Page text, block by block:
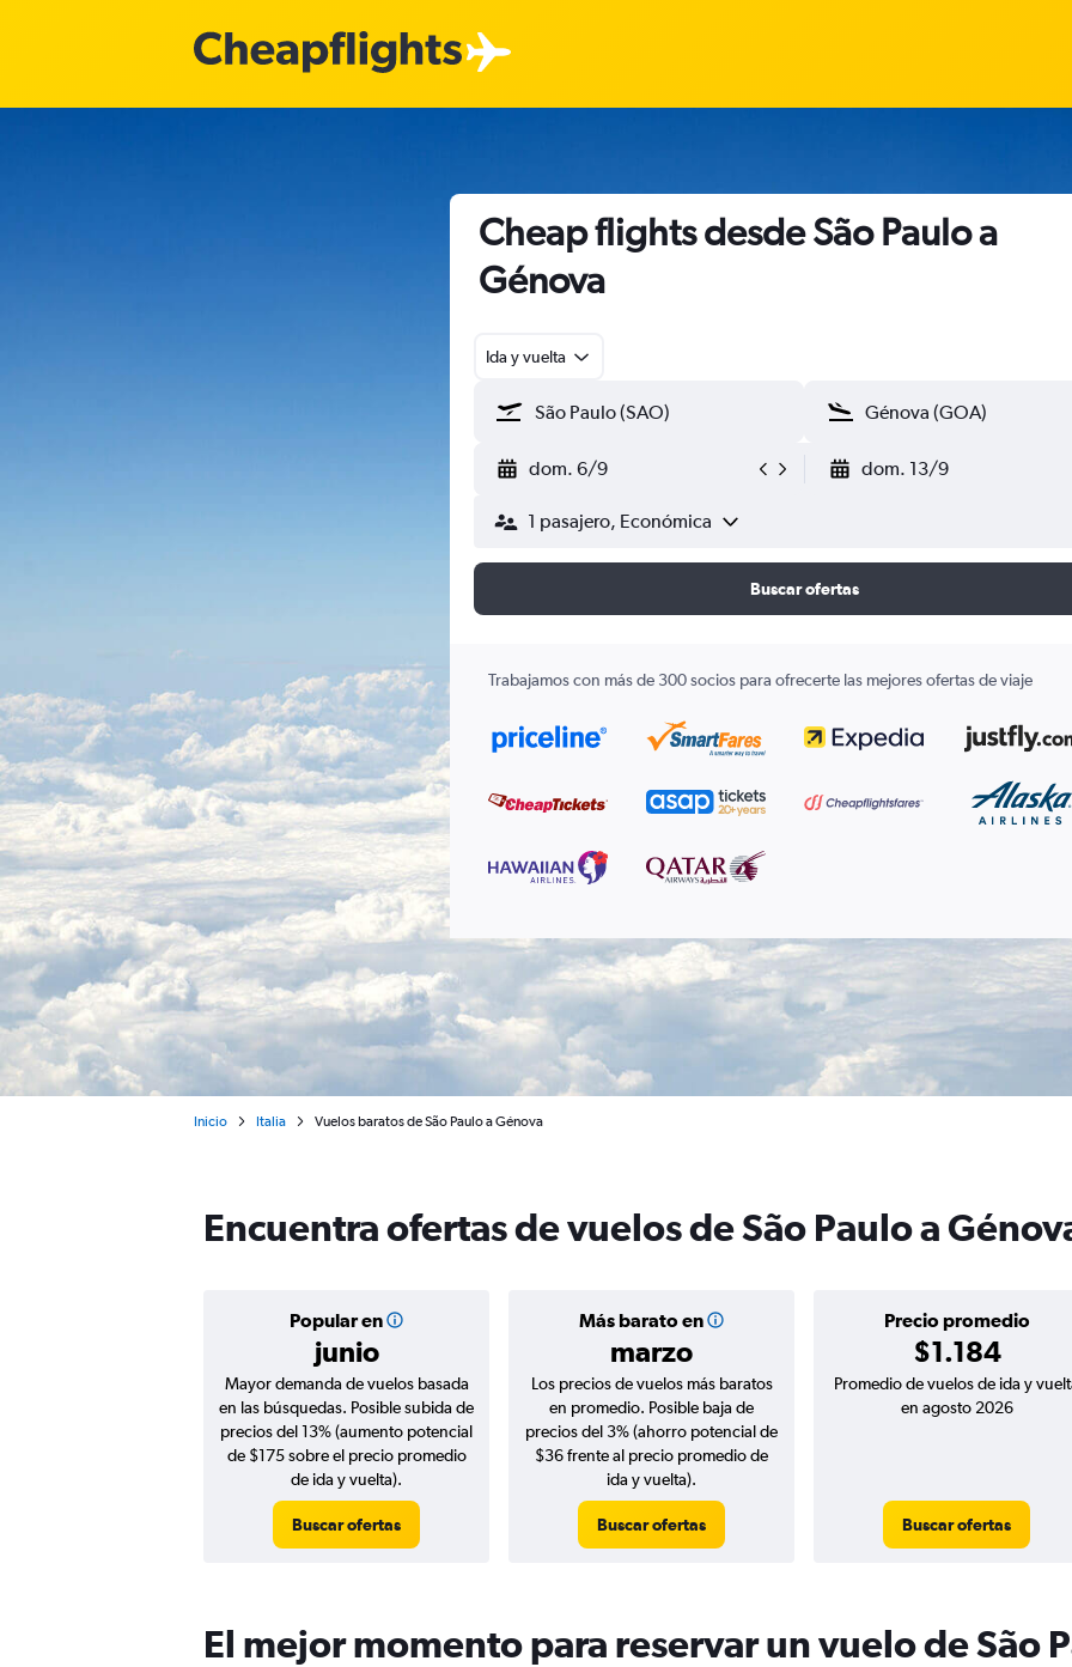
Cheap flights desde São Paulo a
Génova
Ida y vuelta
dom. 6/9 dom. 13/9
1 pasajero, Económica
Buscar ofertas
Trabajamos con más de 300 socios para ofrecerte las mejores ofertas de viaje
Inicio Italia Vuelos baratos de São Paulo a Génova
Encuentra ofertas de vuelos de São Paulo a
Popular en
junio
Más barato en
marzo
Precio promedio
$1.184
Mayor demanda de vuelos basada
en las búsquedas. Posible subida de
precios del 13% (aumento potencial
de $175 sobre el precio promedio
de ida y vuelta).
Buscar ofertas
Los precios de vuelos más baratos
en promedio. Posible baja de
precios del 3% (ahorro potencial de
$36 frente al precio promedio de
ida y vuelta).
Buscar ofertas
Promedio de vuelos de ida y
en agosto 2026
Buscar ofertas
El mejor momento para reservar un vuelo de São